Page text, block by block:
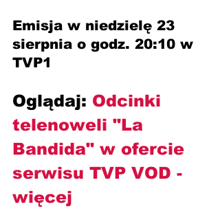
Emisja w niedzielę 23
sierpnia o godz. 20:10 w
TVP1
Oglądaj: Odcinki
telenoweli "La
Bandida" w ofercie
serwisu TVP VOD -
więcej